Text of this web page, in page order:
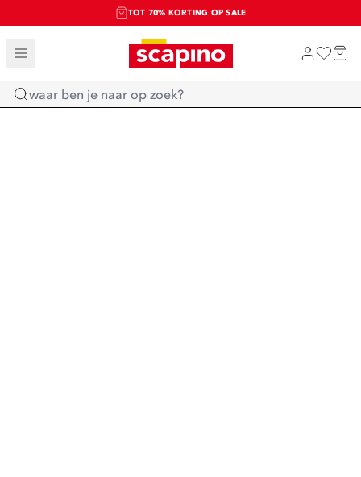
TOT 70% KORTING OP SALE
SALE: LAATSTE KANS!
SHOP NIEUW
Home